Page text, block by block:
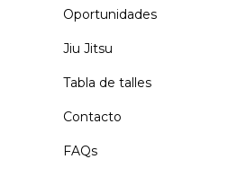
Oportunidades
Jiu Jitsu
Tabla de talles
Contacto
FAQs